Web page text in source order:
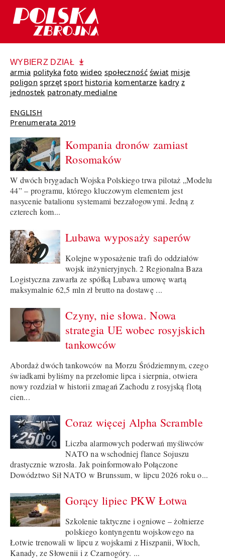
WYBIERZ DZIAŁ
armia polityka foto wideo społeczność świat misje
poligon sprzęt sport historia komentarze kadry z
jednostek patronaty medialne
ENGLISH
Prenumerata 2019
Kompania dronów zamiast
Rosomaków
W dwóch brygadach Wojska Polskiego trwa pilotaż „Modelu
44” – programu, którego kluczowym elementem jest
nasycenie batalionu systemami bezzałogowymi. Jedną z
czterech kom...
Lubawa wyposaży saperów
Kolejne wyposażenie trafi do oddziałów
wojsk inżynieryjnych. 2 Regionalna Baza
Logistyczna zawarła ze spółką Lubawa umowę wartą
maksymalnie 62,5 mln zł brutto na dostawę ...
Czyny, nie słowa. Nowa
strategia UE wobec rosyjskich
tankowców
Abordaż dwóch tankowców na Morzu Śródziemnym, czego
świadkami byliśmy na przełomie lipca i sierpnia, otwiera
nowy rozdział w historii zmagań Zachodu z rosyjską flotą
cien...
Coraz więcej Alpha Scramble
Liczba alarmowych poderwań myśliwców
NATO na wschodniej flance Sojuszu
drastycznie wzrosła. Jak poinformowało Połączone
Dowództwo Sił NATO w Brunssum, w lipcu 2026 roku o...
Gorący lipiec PKW Łotwa
Szkolenie taktyczne i ogniowe – żołnierze
polskiego kontyngentu wojskowego na
Łotwie trenowali w lipcu z wojskami z Hiszpanii, Włoch,
Kanady, ze Słowenii i z Czarnogóry. ...